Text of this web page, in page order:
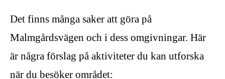
Det finns många saker att göra på
Malmgårdsvägen och i dess omgivningar. Här
är några förslag på aktiviteter du kan utforska
när du besöker området: